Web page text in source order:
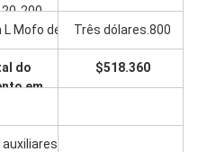
200
Mofo de
Três dólares.800
do
em
de
$518.360
auxiliares